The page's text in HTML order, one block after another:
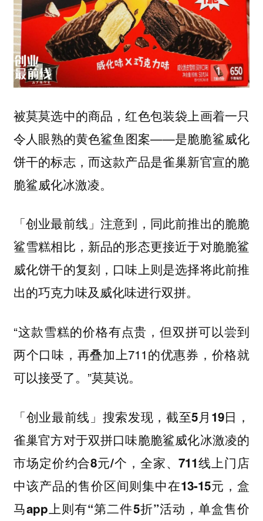
被莫莫选中的商品，红色包装袋上画着一只
令人眼熟的黄色鲨鱼图案——是脆脆鲨威化
饼干的标志，而这款产品是雀巢新官宣的脆
脆鲨威化冰激凌。
「创业最前线」注意到，同此前推出的脆脆
鲨雪糕相比，新品的形态更接近于对脆脆鲨
威化饼干的复刻，口味上则是选择将此前推
出的巧克力味及威化味进行双拼。
“这款雪糕的价格有点贵，但双拼可以尝到
两个口味，再叠加上711的优惠券，价格就
可以接受了。”莫莫说。
「创业最前线」搜索发现，截至5月19日，
雀巢官方对于双拼口味脆脆鲨威化冰激凌的
市场定价约合8元/个，全家、711线上门店
中该产品的售价区间则集中在13-15元，盒
马app上则有“第二件5折”活动，单盒售价